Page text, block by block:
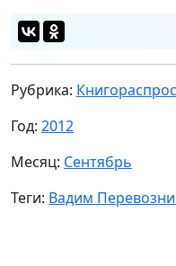
Рубрика:
Год: 2012
Месяц: Сентябрь
Теги: Вадим